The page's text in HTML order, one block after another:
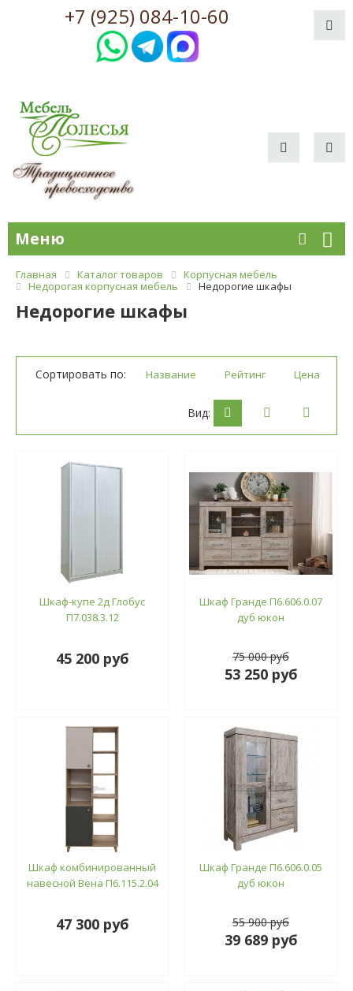
+7 (925) 084-10-60
Меню
Главная Каталог товаров
Корпусная мебель
Недорогая корпусная мебель
Недорогие шкафы
Недорогие шкафы
Сортировать по: Название Рейтинг Цена
Вид:
Шкаф-купе 2д Глобус
П7.038.3.12
45 200 руб
Шкаф Гранде П6.606.0.07
дуб юкон
75 000 руб
53 250 руб
Шкаф комбинированный
навесной Вена П6.115.2.04
47 300 руб
Шкаф Гранде П6.606.0.05
дуб юкон
55 900 руб
39 689 руб